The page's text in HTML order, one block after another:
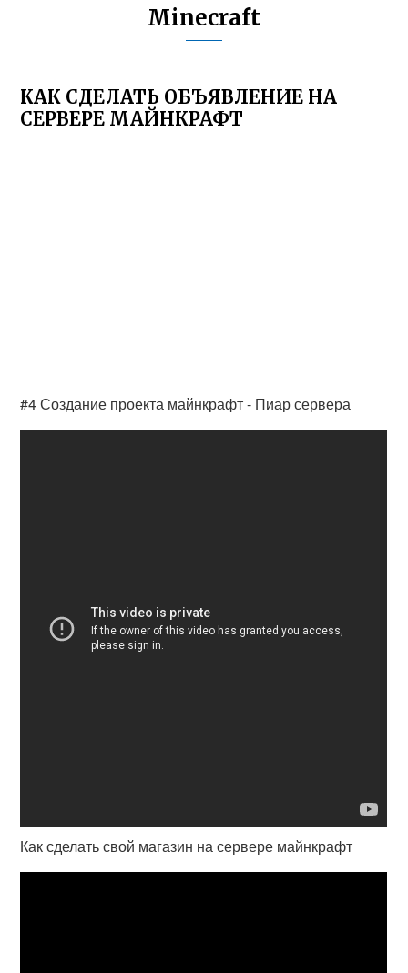
Minecraft
КАК СДЕЛАТЬ ОБЪЯВЛЕНИЕ НА
СЕРВЕРЕ МАЙНКРАФТ
#4 Создание проекта майнкрафт - Пиар сервера
Как сделать свой магазин на сервере майнкрафт